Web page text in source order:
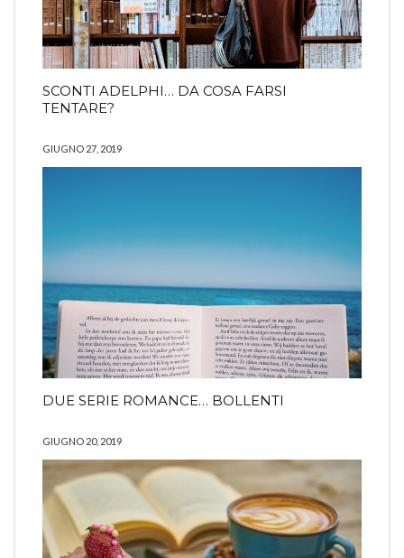
SCONTI ADELPHI… DA COSA FARSI
TENTARE?
GIUGNO 27, 2019
DUE SERIE ROMANCE… BOLLENTI
GIUGNO 20, 2019